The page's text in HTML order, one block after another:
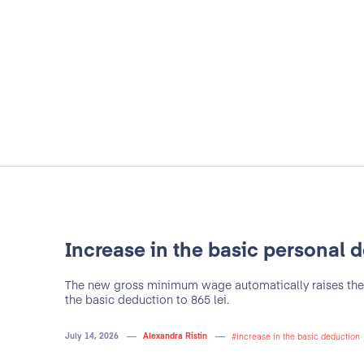
Increase in the basic personal
The new gross minimum wage automatically raises
the basic deduction to 865 lei.
July 14, 2026 Alexandra Ristin increase in the basic deduction
cu Ascent Group -
În
aducă plus valoare
îndeplinirea acestei
le poți aplica imediat,